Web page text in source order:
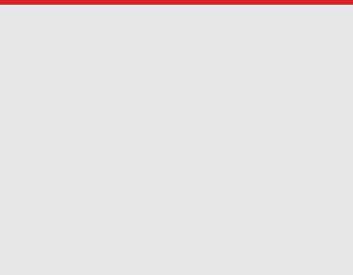
巴彦淖尔市人大